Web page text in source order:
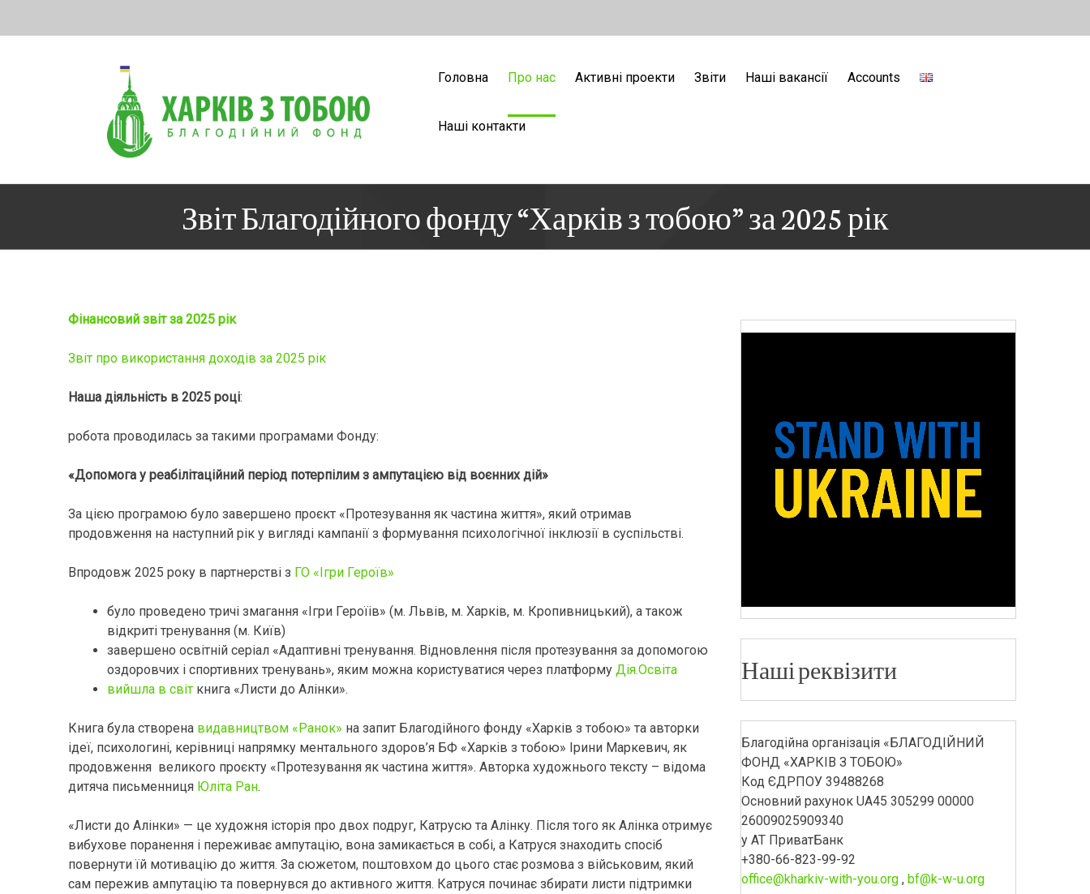
Головна
Про нас Активні проекти Звіти Наші вакансії Accounts
Наші контакти
Звіт Благодійного фонду “Харків з тобою” за 2025 рік
Фінансовий звіт за 2025 рік
Звіт про використання доходів за 2025 рік
Наша діяльність в 2025 році:
робота проводилась за такими програмами Фонду:
«Допомога у реабілітаційний період потерпілим з ампутацією від воєнних дій»
За цією програмою було завершено проєкт «Протезування як частина життя», який отримав
продовження на наступний рік у вигляді кампанії з формування психологічної інклюзії в суспільстві.
Впродовж 2025 року в партнерстві з ГО «Ігри Героїв»
було проведено тричі змагання «Ігри Героїів» (м. Львів, м. Харків, м. Кропивницький), а також
відкриті тренування (м. Київ)
завершено освітній серіал «Адаптивні тренування. Відновлення після протезування за допомогою
оздоровчих і спортивних тренувань», яким можна користуватися через платформу Дія.Освіта
вийшла в світ книга «Листи до Алінки».
Книга була створена видавництвом «Ранок» на запит Благодійного фонду «Харків з тобою» та авторки
ідеї, психологині, керівниці напрямку ментального здоров’я БФ «Харків з тобою» Ірини Маркевич, як
продовження великого проєкту «Протезування як частина життя». Авторка художнього тексту – відома
дитяча письменниця Юліта Ран.
«Листи до Алінки» — це художня історія про двох подруг, Катрусю та Алінку. Після того як Алінка отримує
вибухове поранення і переживає ампутацію, вона замикається в собі, а Катруся знаходить спосіб
повернути їй мотивацію до життя. За сюжетом, поштовхом до цього стає розмова з військовим, який
сам пережив ампутацію та повернувся до активного життя. Катруся починає збирати листи підтримки
Наші реквізити
Благодійна організація «БЛАГОДІЙНИЙ
ФОНД «ХАРКІВ З ТОБОЮ»
Код ЄДРПОУ 39488268
Основний рахунок UA45 305299 00000
26009025909340
у АТ ПриватБанк
+380-66-823-99-92
office@kharkiv-with-you.org, bf@k-w-u.org